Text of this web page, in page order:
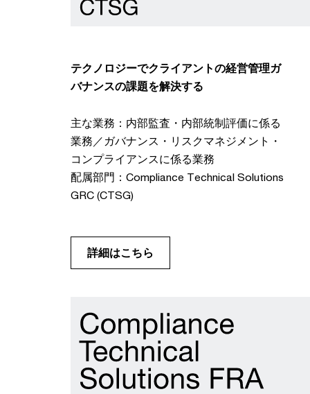
テクノロジーでクライアントの経営管理ガ
バナンスの課題を解決する
主な業務：内部監査・内部統制評価に係る
業務／ガバナンス・リスクマネジメント・
コンプライアンスに係る業務
配属部門：Compliance Technical Solutions
GRC (CTSG)
詳細はこちら